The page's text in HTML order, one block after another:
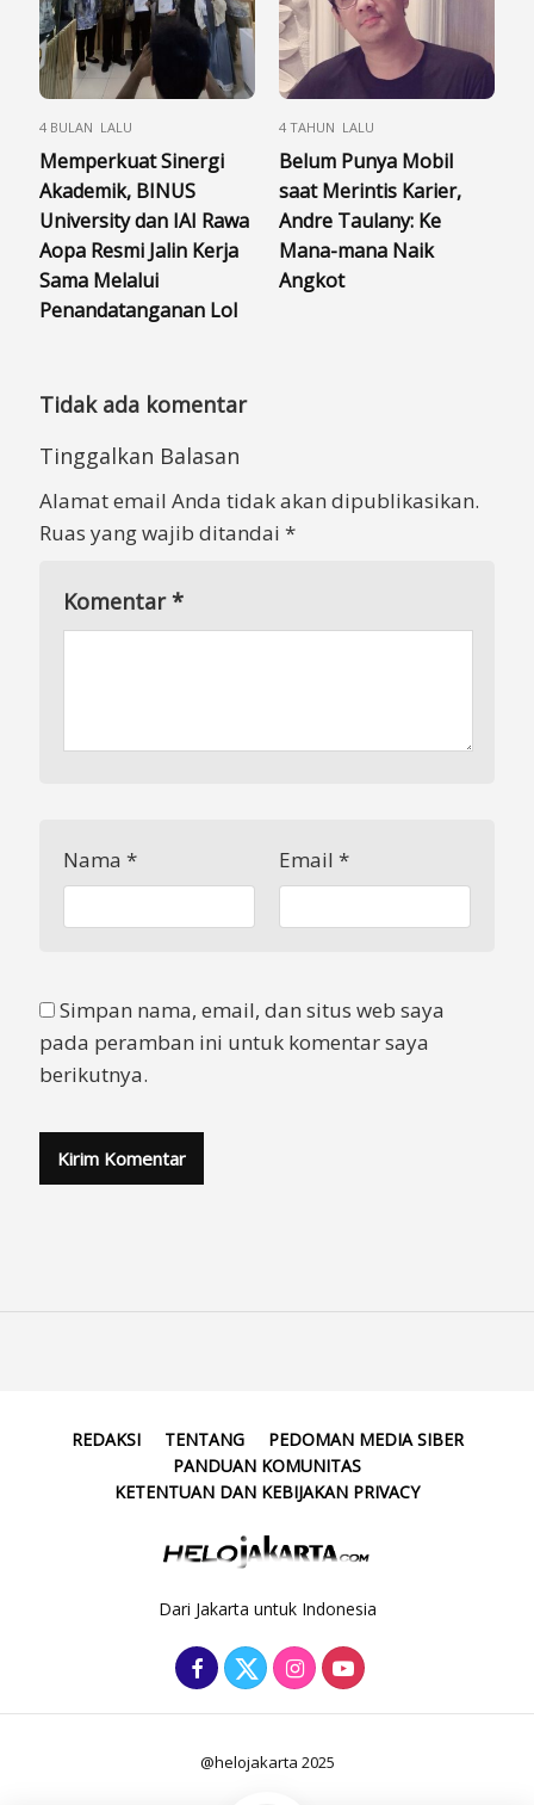
4 BULAN LALU
Memperkuat Sinergi
Akademik, BINUS
University dan IAI Rawa
Aopa Resmi Jalin Kerja
Sama Melalui
Penandatanganan LoI
4 TAHUN LALU
Belum Punya Mobil
saat Merintis Karier,
Andre Taulany: Ke
Mana-mana Naik
Angkot
Tidak ada komentar
Tinggalkan Balasan
Alamat email Anda tidak akan dipublikasikan.
Ruas yang wajib ditandai *
Komentar*
Nama * Email *
Simpan nama, email, dan situs web saya
pada peramban ini untuk komentar saya
berikutnya.
REDAKSI TENTANG
PEDOMAN MEDIA SIBER
PANDUAN KOMUNITAS
KETENTUAN DAN KEBIJAKAN PRIVACY
Dari Jakarta untuk Indonesia
@helojakarta 2025